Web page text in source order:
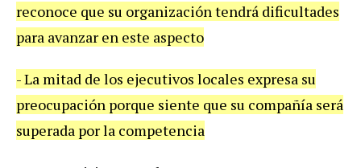
reconoce que su organización tendrá dificultades
para avanzar en este aspecto
- La mitad de los ejecutivos locales expresa su
preocupación porque siente que su compañía será
superada por la competencia